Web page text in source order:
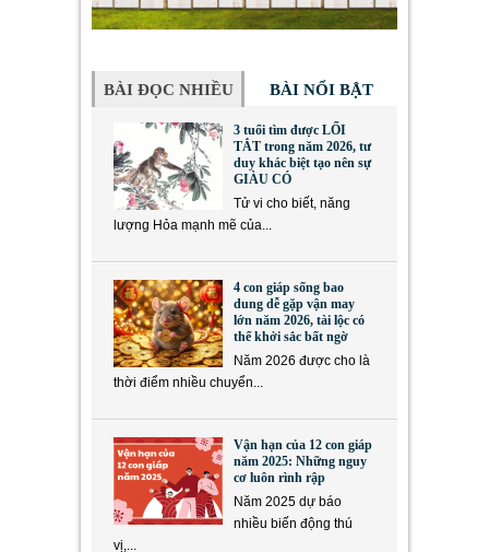
BÀI ĐỌC NHIỀU BÀI NỔI BẬT
3 tuổi tìm được LỐI
TẮT trong năm 2026, tư
duy khác biệt tạo nên sự
GIÀU CÓ
Tử vi cho biết, năng
lượng Hỏa mạnh mẽ của...
4 con giáp sống bao
dung dễ gặp vận may
lớn năm 2026, tài lộc có
thể khởi sắc bất ngờ
Năm 2026 được cho là
thời điểm nhiều chuyển...
Vận hạn của 12 con giáp
năm 2025: Những nguy
cơ luôn rình rập
Năm 2025 dự báo
nhiều biến động thú
vị,...